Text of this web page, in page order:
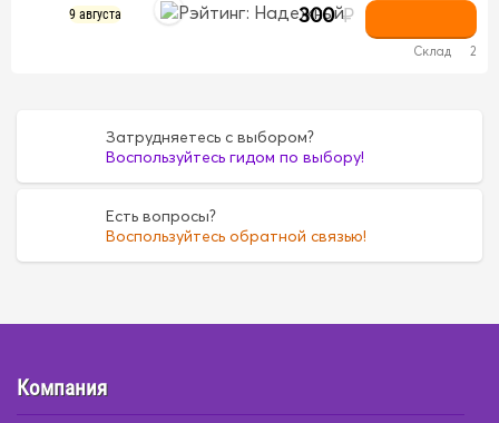
9 августа 300 ₽
Склад 2
Затрудняетесь с выбором?
Воспользуйтесь гидом по выбору!
Есть вопросы?
Воспользуйтесь обратной связью!
Компания